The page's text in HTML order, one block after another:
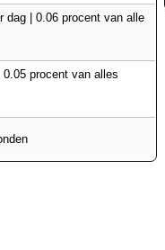
dag | 0.06 procent van alle
procent van alles